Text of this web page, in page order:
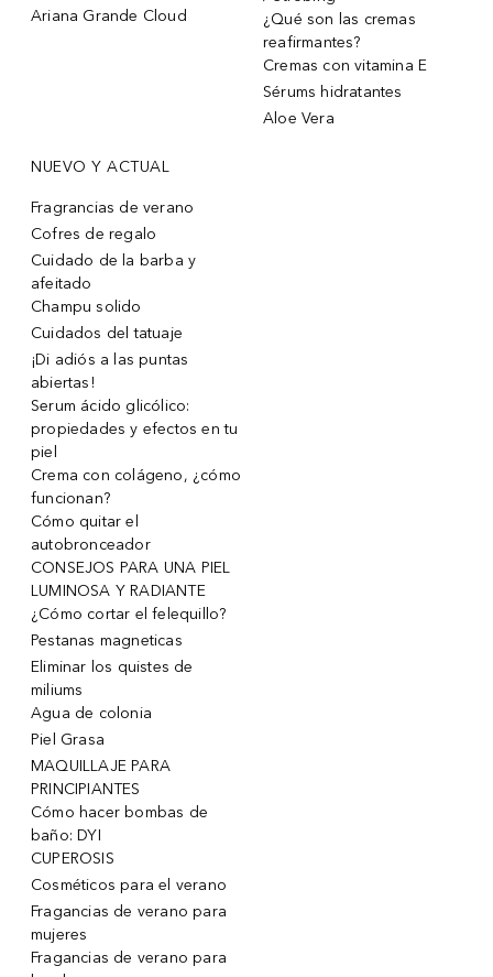
Ariana Grande Cloud
¿Qué son las cremas
reafirmantes?
Cremas con vitamina E
Sérums hidratantes
Aloe Vera
NUEVO Y ACTUAL
Fragrancias de verano
Cofres de regalo
Cuidado de la barba y
afeitado
Champu solido
Cuidados del tatuaje
¡Di adiós a las puntas
abiertas!
Serum ácido glicólico:
propiedades y efectos en tu
piel
Crema con colágeno, ¿cómo
funcionan?
Cómo quitar el
autobronceador
CONSEJOS PARA UNA PIEL
LUMINOSA Y RADIANTE
¿Cómo cortar el felequillo?
Pestanas magneticas
Eliminar los quistes de
miliums
Agua de colonia
Piel Grasa
MAQUILLAJE PARA
PRINCIPIANTES
Cómo hacer bombas de
baño: DYI
CUPEROSIS
Cosméticos para el verano
Fragancias de verano para
mujeres
Fragancias de verano para